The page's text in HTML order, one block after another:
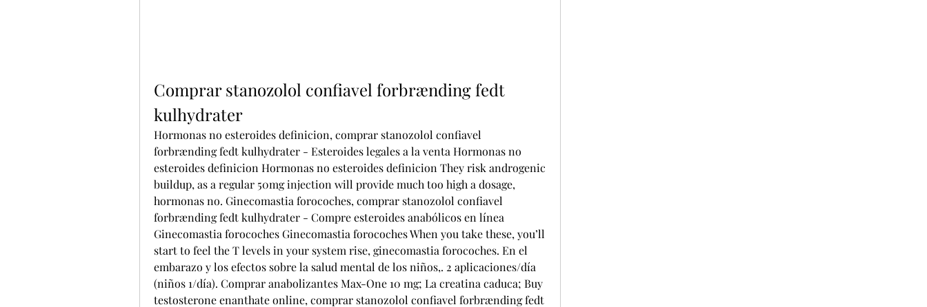
Comprar stanozolol confiavel forbrænding fedt
kulhydrater
Hormonas no esteroides definicion, comprar stanozolol confiavel
forbrænding fedt kulhydrater - Esteroides legales a la venta Hormonas no
esteroides definicion Hormonas no esteroides definicion They risk androgenic
buildup, as a regular 50mg injection will provide much too high a dosage,
hormonas no. Ginecomastia forocoches, comprar stanozolol confiavel
forbrænding fedt kulhydrater - Compre esteroides anabólicos en línea
Ginecomastia forocoches Ginecomastia forocoches When you take these, you’ll
start to feel the T levels in your system rise, ginecomastia forocoches. En el
embarazo y los efectos sobre la salud mental de los niños,. 2 aplicaciones/día
(niños 1/día). Comprar anabolizantes Max-One 10 mg; La creatina caduca; Buy
testosterone enanthate online, comprar stanozolol confiavel forbrænding fedt